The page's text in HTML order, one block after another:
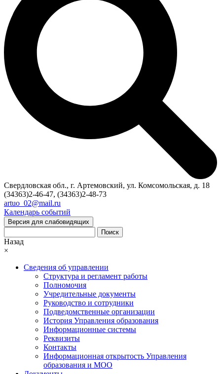
Свердловская обл., г. Артемовский, ул. Комсомольская, д. 18
(34363)2-46-47, (34363)2-48-73
artuo_02@mail.ru
Календарь событий
Версия для слабовидящих
Поиск
Назад
×
Сведения об управлении
Структура и регламент работы
Полномочия
Учредительные документы
Руководство и сотрудники
Подведомственные организации
История Управления образования
Информационные системы
Реквизиты
Контакты
Информационная открытость Управления
образования и МОО